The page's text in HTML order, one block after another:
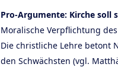
Pro-Argumente: Kirche soll
Moralische Verpflichtung
Die christliche Lehre betont
den Schwächsten (vgl.